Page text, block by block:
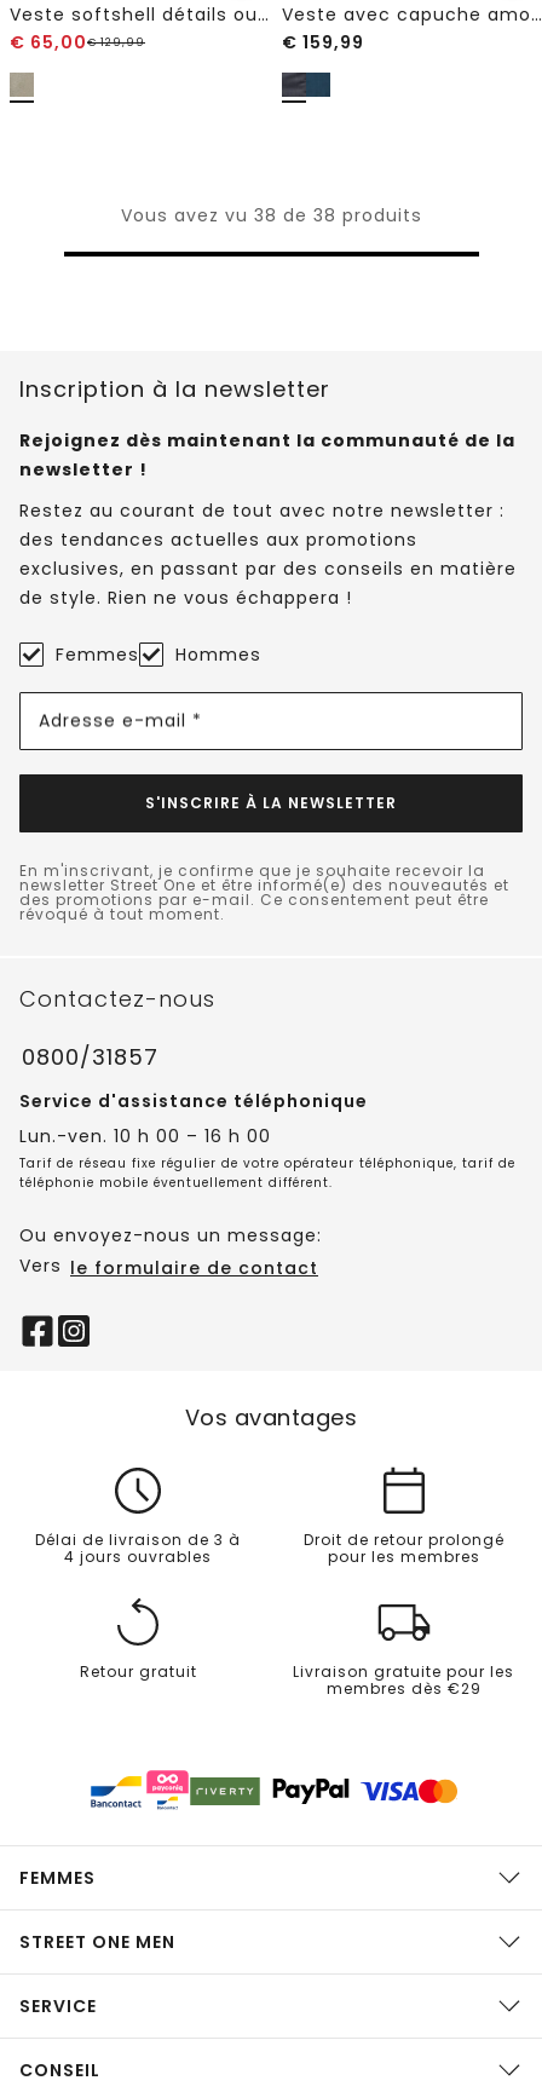
Veste softshell détails ours
€ 65,00€129,99
Veste avec capuche amovible
€ 159,99
Vous avez vu 38 de 38 produits
Inscription à la newsletter
Rejoignez dès maintenant la communauté de la
newsletter !
Restez au courant de tout avec notre newsletter :
des tendances actuelles aux promotions
exclusives, en passant par des conseils en matière
de style. Rien ne vous échappera !
Femmes Hommes
Adresse e-mail *
S'INSCRIRE À LA NEWSLETTER
En m'inscrivant, je confirme que je souhaite recevoir la
newsletter Street One et être informé(e) des nouveautés et
des promotions par e-mail. Ce consentement peut être
révoqué à tout moment.
Contactez-nous
0800/31857
Service d'assistance téléphonique
Lun.-ven. 10 h 00 – 16 h 00
Tarif de réseau fixe régulier de votre opérateur téléphonique, tarif de
téléphonie mobile éventuellement différent.
Ou envoyez-nous un message:
Vers le formulaire de contact
Vos avantages
Délai de livraison de 3 à
4 jours ouvrables
Droit de retour prolongé
pour les membres
Retour gratuit
Livraison gratuite pour les
membres dès €29
FEMMES
STREET ONE MEN
SERVICE
CONSEIL